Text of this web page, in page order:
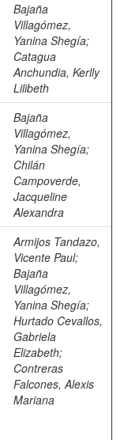
Bajaña
Villagómez,
Yanina Shegía;
Catagua
Anchundia, Kerlly
Lilibeth
Bajaña
Villagómez,
Yanina Shegía;
Chilán
Campoverde,
Jacqueline
Alexandra
Armijos Tandazo,
Vicente Paul;
Bajaña
Villagómez,
Yanina Shegía;
Hurtado Cevallos,
Gabriela
Elizabeth;
Contreras
Falcones, Alexis
Mariana